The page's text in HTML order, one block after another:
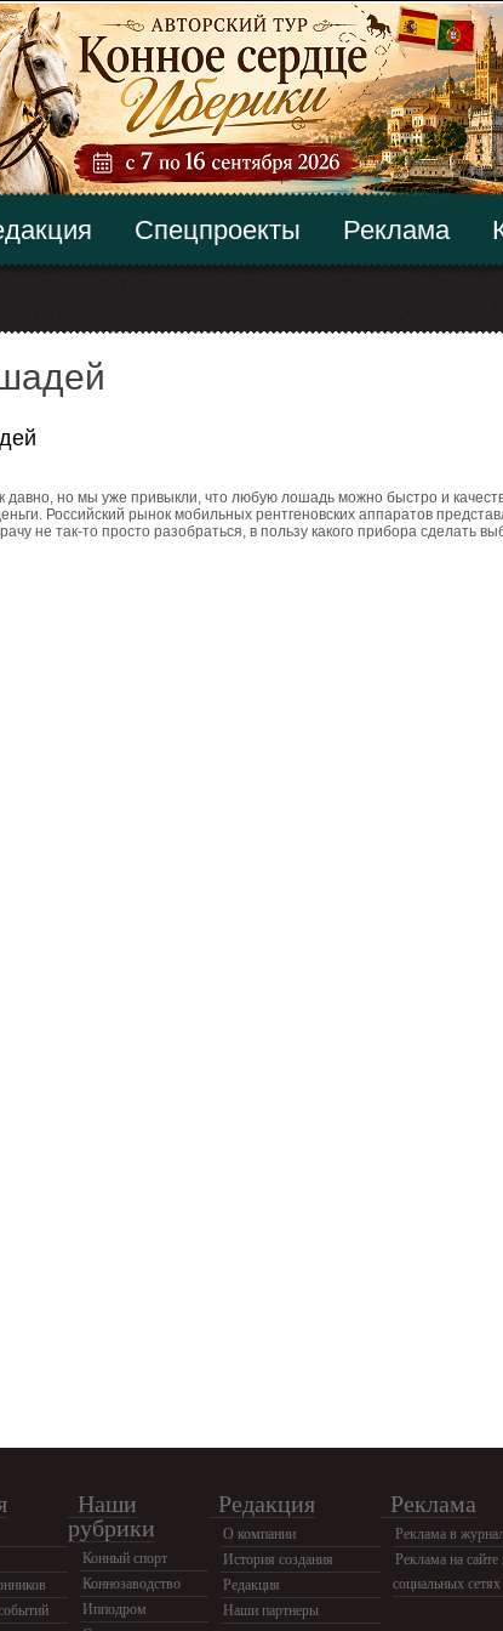
Спецпроекты Реклама
но мы уже привыкли, что любую лошадь можно быстро и
Российский рынок мобильных рентгеновских аппаратов
не так-то просто разобраться, в пользу какого прибора сделать
Наши
рубрики
Конный спорт
Коннозаводство
Ипподром
Редакция
О компании
История создания
Редакция
Наши партнеры
Реклама
Реклама в
Реклама на сайте
социальных сетях